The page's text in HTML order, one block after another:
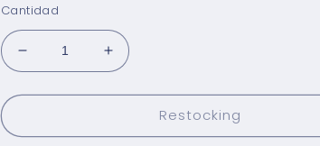
Cantidad
Reducir
cantidad
para
Amatista
Aumentar
cantidad
para
Amatista
Restocking